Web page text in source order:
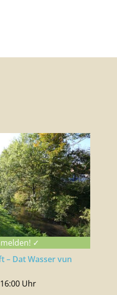
✓
– Dat Wasser vun
Uhr